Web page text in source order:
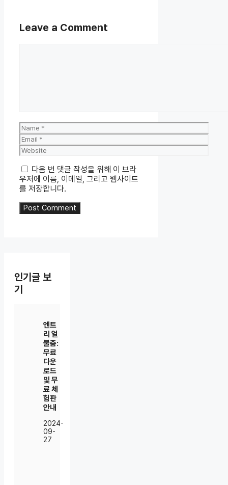
Leave a Comment
Name
Email
Website
다음 번 댓글 작성을 위해 이 브라
우저에 이름, 이메일, 그리고 웹사이트
를 저장합니다.
인기글 보
기
엔트
리 얼
불춤:
무료
다운
로드
및 무
료 체
험판
안내
2024-
09-
27